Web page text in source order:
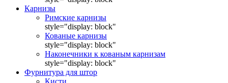
Карнизы
Римские карнизы
style="display: block"
Кованые карнизы
style="display: block"
Наконечники к кованым карнизам
style="display: block"
Фурнитура для штор
Кисти